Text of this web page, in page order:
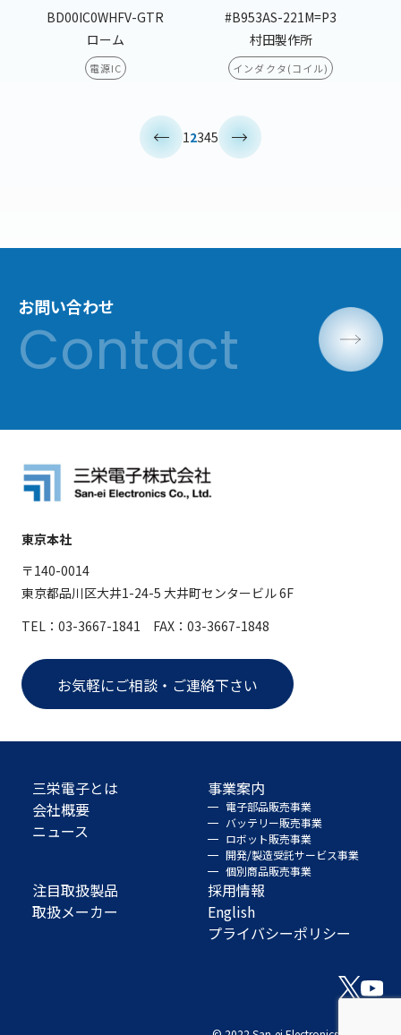
BD00IC0WHFV-GTR
ローム
電源IC
#B953AS-221M=P3
村田製作所
インダクタ(コイル)
12345
お問い合わせ
東京本社
〒140-0014
東京都品川区大井1-24-5 大井町センタービル 6F
TEL：03-3667-1841 FAX：03-3667-1848
お気軽にご相談・ご連絡下さい
三栄電子とは
会社概要
ニュース
事業案内
電子部品販売事業
バッテリー販売事業
ロボット販売事業
開発/製造受託サービス事業
個別商品販売事業
注目取扱製品
取扱メーカー
採用情報
English
プライバシーポリシー